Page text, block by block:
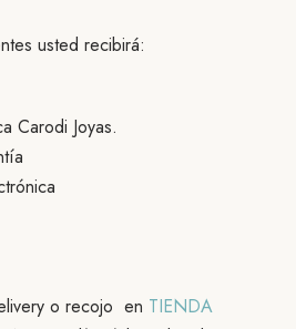
usted recibirá:
Carodi Joyas.
o recojo en TIENDA